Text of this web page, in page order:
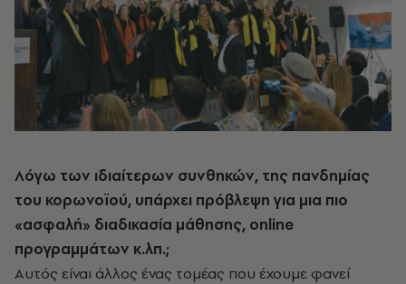
Λόγω των ιδιαίτερων συνθηκών, της πανδημίας
του κορωνοϊού, υπάρχει πρόβλεψη για μια πιο
«ασφαλή» διαδικασία μάθησης, online
προγραμμάτων κ.λπ.;
Αυτός είναι άλλος ένας τομέας που έχουμε φανεί